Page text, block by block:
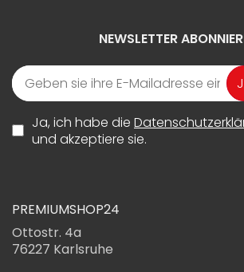
NEWSLETTER
Ja, ich habe die
und akzeptiere sie.
PREMIUMSHOP24
Ottostr. 4a
76227 Karlsruhe